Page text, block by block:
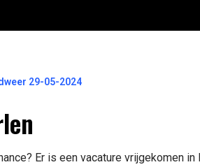
29-05-2024
Er is een vacature vrijgekomen in